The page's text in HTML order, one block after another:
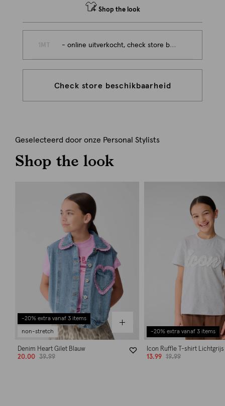
Shop the look
- online uitverkocht, check store beschikbaarheid
Check store beschikbaarheid
Geselecteerd door onze Personal Stylists
Shop the look
-20% extra vanaf 3 items
non-stretch
Denim Heart Gilet Blauw
20.00
39.99
-20% extra vanaf 3 items
Icon Ruffle T-shirt Lichtgrijs
13.99
19.99